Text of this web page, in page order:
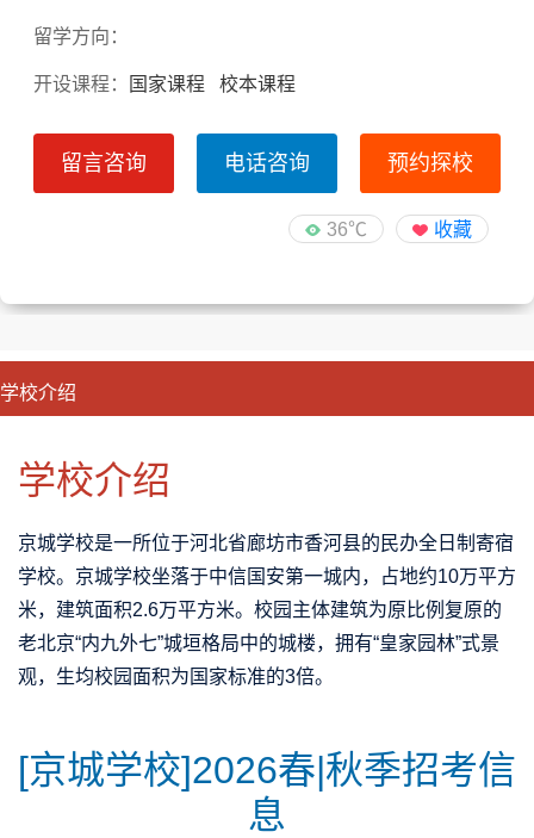
留学方向：
开设课程： 国家课程 校本课程
留言咨询 电话咨询 预约探校
36℃ 收藏
学校介绍
学校介绍
京城学校是一所位于河北省廊坊市香河县的民办全日制寄宿
学校。京城学校坐落于中信国安第一城内，占地约10万平方
米，建筑面积2.6万平方米。校园主体建筑为原比例复原的
老北京“内九外七”城垣格局中的城楼，拥有“皇家园林”式景
观，生均校园面积为国家标准的3倍。
[京城学校]2026春|秋季招考信
息